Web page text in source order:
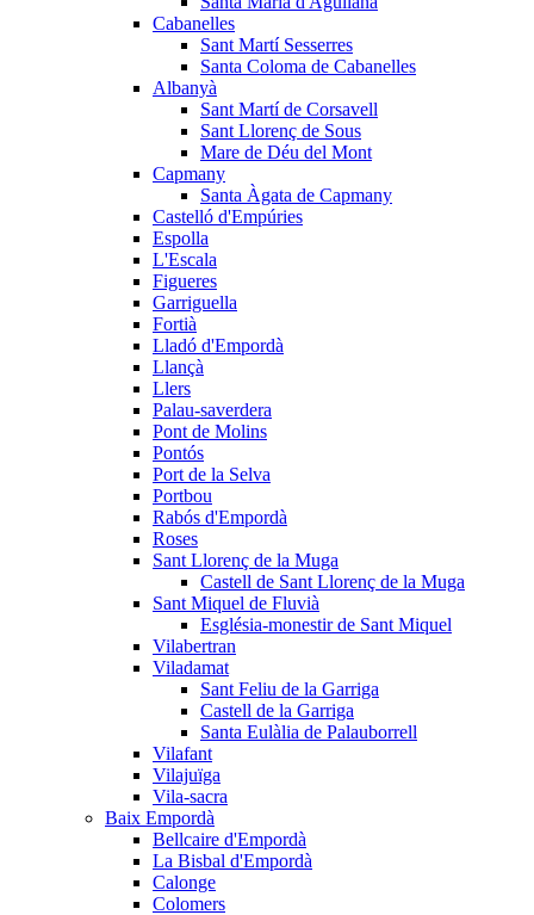
Cabanelles
Sant Martí Sesserres
Santa Coloma de Cabanelles
Albanyà
Sant Martí de Corsavell
Sant Llorenç de Sous
Mare de Déu del Mont
Capmany
Santa Àgata de Capmany
Castelló d'Empúries
Espolla
L'Escala
Figueres
Garriguella
Fortià
Lladó d'Empordà
Llançà
Llers
Palau-saverdera
Pont de Molins
Pontós
Port de la Selva
Portbou
Rabós d'Empordà
Roses
Sant Llorenç de la Muga
Castell de Sant Llorenç de la Muga
Sant Miquel de Fluvià
Església-monestir de Sant Miquel
Vilabertran
Viladamat
Sant Feliu de la Garriga
Castell de la Garriga
Santa Eulàlia de Palauborrell
Vilafant
Vilajuïga
Vila-sacra
Baix Empordà
Bellcaire d'Empordà
La Bisbal d'Empordà
Calonge
Colomers